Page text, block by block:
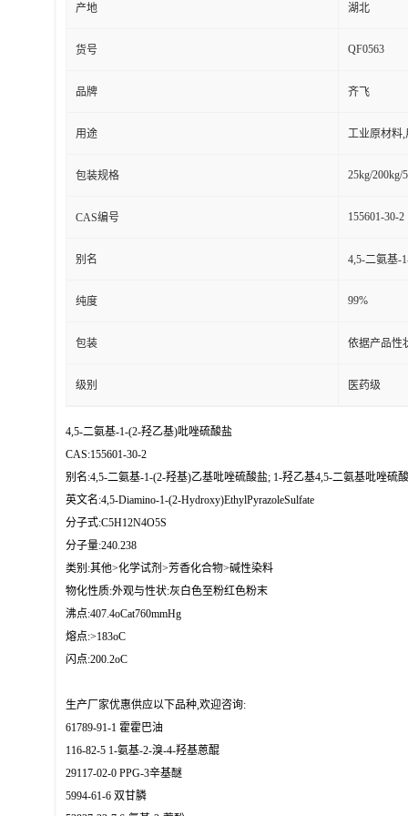
产地 湖北
货号 QF0563
品牌 齐飞
用途 工业原材料
包装规格 25kg/200kg/
CAS编号 155601-30-2
别名 4,5-二氨基-
纯度 99%
包装 依据产品性
级别 医药级
4,5-二氨基-1-(2-羟乙基)吡唑硫酸盐
CAS:155601-30-2
别名:4,5-二氨基-1-(2-羟基)乙基吡唑硫酸盐; 1-羟乙基4,5-二氨基吡唑硫
英文名:4,5-Diamino-1-(2-Hydroxy)EthylPyrazoleSulfate
分子式:C5H12N4O5S
分子量:240.238
类别:其他>化学试剂>芳香化合物>碱性染料
物化性质:外观与性状:灰白色至粉红色粉末
沸点:407.4oCat760mmHg
熔点:>183oC
闪点:200.2oC
生产厂家优惠供应以下品种,欢迎咨询:
61789-91-1 霍霍巴油
116-82-5 1-氨基-2-溴-4-羟基蒽醌
29117-02-0 PPG-3辛基醚
5994-61-6 双甘膦